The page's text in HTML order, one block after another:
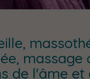
massage
de l'âme et